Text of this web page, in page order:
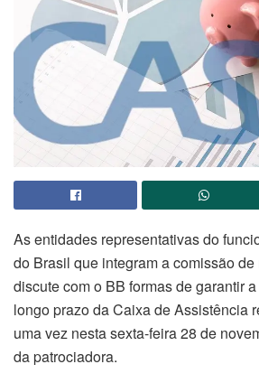
As entidades representativas do
do Brasil que integram a comissão
discute com o BB formas de garantir
longo prazo da Caixa de Assistência
uma vez nesta sexta-feira 28 de
da patrociadora.